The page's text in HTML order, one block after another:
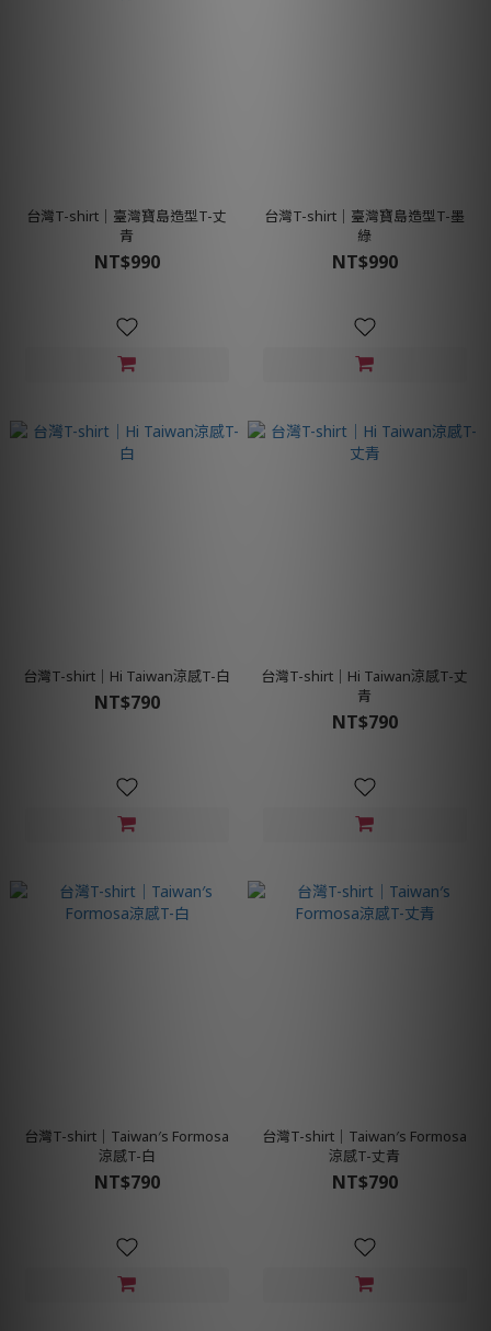
台灣T-shirt│臺灣寶島造型T-丈
青
NT$990
台灣T-shirt│臺灣寶島造型T-墨
綠
NT$990
台灣T-shirt│Hi Taiwan涼感T-白
NT$790
台灣T-shirt│Hi Taiwan涼感T-丈
青
NT$790
台灣T-shirt│Taiwan′s Formosa
涼感T-白
NT$790
台灣T-shirt│Taiwan′s Formosa
涼感T-丈青
NT$790